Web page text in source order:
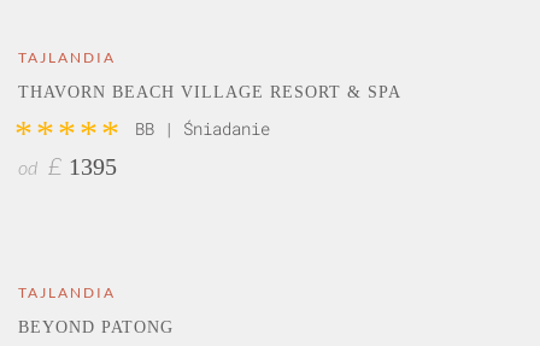
TAJLANDIA
THAVORN BEACH VILLAGE RESORT & SPA
***** BB | Śniadanie
od £ 1395
TAJLANDIA
BEYOND PATONG